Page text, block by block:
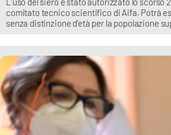
comitato tecnico scientifico di Aifa. Potrà
senza distinzione d’età per la popolazione